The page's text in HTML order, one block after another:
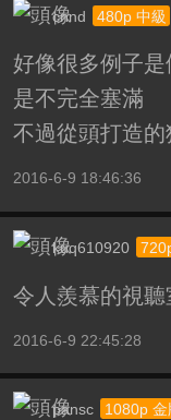
cnnd 480p 中級
好像很多例子
是不完全塞滿
不過從頭打造
2016-6-9 18:46:36
kuq610920
令人羨慕的視聽
2016-6-9 22:45:28
pansc 1080p 金